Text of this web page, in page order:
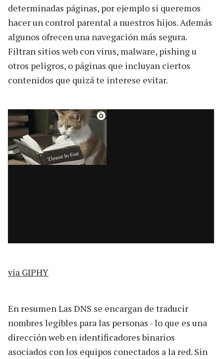
determinadas páginas, por ejemplo si queremos
hacer un control parental a nuestros hijos. Además
algunos ofrecen una navegación más segura.
Filtran sitios web con virus, malware, pishing u
otros peligros, o páginas que incluyan ciertos
contenidos que quizá te interese evitar.
via GIPHY
En resumen Las DNS se encargan de traducir
nombres legibles para las personas - lo que es una
dirección web en identificadores binarios
asociados con los equipos conectados a la red. Sin